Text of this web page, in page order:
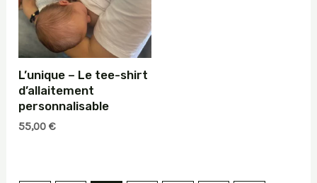
L’unique – Le tee-shirt
d’allaitement
personnalisable
55,00€